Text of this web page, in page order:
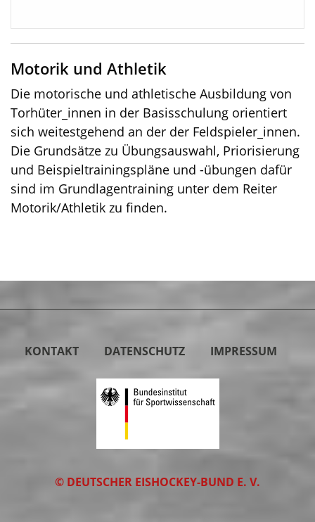
Motorik und Athletik
Die motorische und athletische Ausbildung von
Torhüter_innen in der Basisschulung orientiert
sich weitestgehend an der der Feldspieler_innen.
Die Grundsätze zu Übungsauswahl, Priorisierung
und Beispieltrainingspläne und -übungen dafür
sind im Grundlagentraining unter dem Reiter
Motorik/Athletik zu finden.
KONTAKT DATENSCHUTZ IMPRESSUM
© DEUTSCHER EISHOCKEY-BUND E. V.